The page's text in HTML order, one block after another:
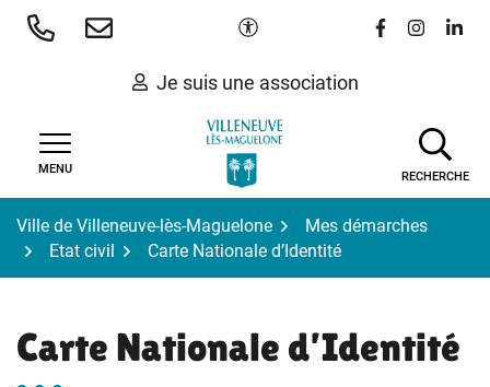
Aller
Paramètres d'accessibilité
Lien vers le
Lien vers
Lien
Je suis une association
MENU
RECHERCHE
Ville de Villeneuve-lès-Maguelone
Mes démarches
Etat civil
Carte Nationale d’Identité
Carte Nationale d’Identité